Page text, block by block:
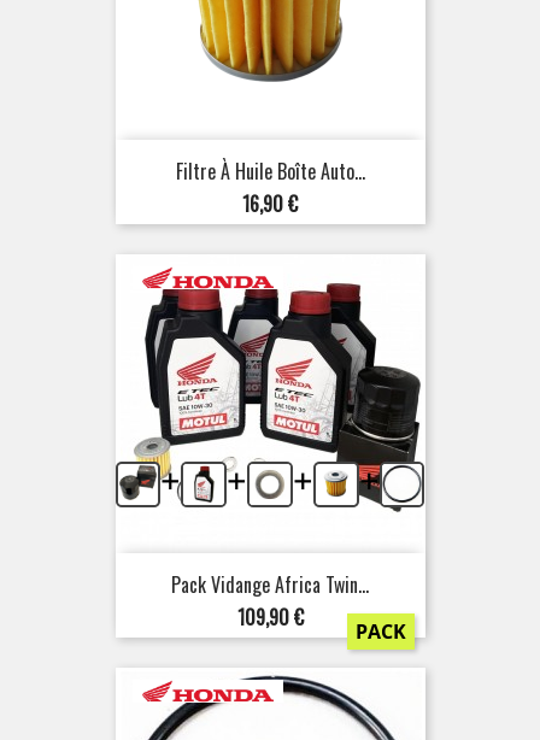
Filtre À Huile Boîte Auto...
Prix
16,90 €
+ + + +
Pack Vidange Africa Twin...
Prix
109,90 € PACK